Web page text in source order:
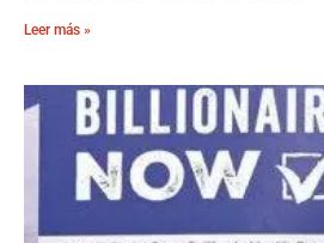
Leer más »